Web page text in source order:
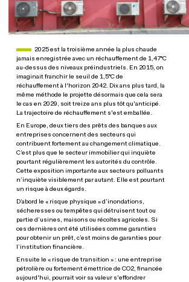
Paragraphe actualités
2025 est la troisième année la plus chaude
jamais enregistrée avec un réchauffement de 1,47°C
au-dessus des niveaux préindustriels. En 2015, on
imaginait franchir le seuil de 1,5°C de
réchauffement à l'horizon 2042. Dix ans plus tard, la
même méthode le projette désormais que cela sera
le cas en 2029, soit treize ans plus tôt qu'anticipé.
La trajectoire de réchauffement s'est emballée.
En Europe, deux tiers des prêts des banques aux
entreprises concernent des secteurs qui
contribuent fortement au changement climatique.
C’est plus que le secteur immobilier qui inquiète
pourtant régulièrement les autorités du contrôle.
Cette exposition importante aux secteurs polluants
n’inquiète visiblement par autant. Elle est pourtant
un risque à deux égards.
D’abord le « risque physique » d’inondations,
sécheresses ou tempêtes qui détruisent tout ou
partie d’usines, maisons ou récoltes agricoles. Si
ces dernières ont été utilisées comme garanties
pour obtenir un prêt, c’est moins de garanties pour
l’institution financière.
Ensuite le « risque de transition » : une entreprise
pétrolière ou fortement émettrice de CO2, financée
aujourd'hui, pourrait voir sa valeur s'effondrer